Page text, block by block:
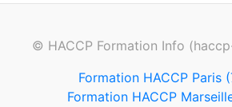
© HACCP Formation Info
Formation HACCP Paris
Formation HACCP